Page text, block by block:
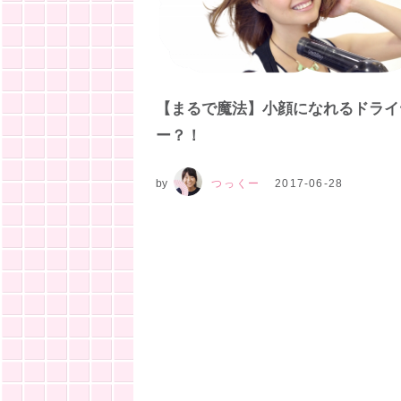
【まるで魔法】小顔になれるドラ
ー？！
by つっくー 2017-06-28